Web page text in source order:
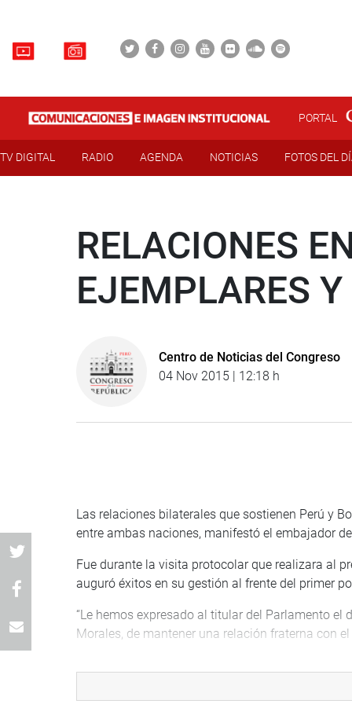
PORTAL
TV DIGITAL RADIO AGENDA NOTICIAS FOTOS DEL
RELACIONES
EJEMPLARES
Centro de Noticias del Congreso
04 Nov 2015 | 12:18 h
Las relaciones bilaterales que sostienen Perú y
entre ambas naciones, manifestó el embajador
Fue durante la visita protocolar que realizara al
auguró éxitos en su gestión al frente del primer
“Le hemos expresado al titular del Parlamento
Morales, de mantener una relación fraterna con
institución que cumple un rol vital en el